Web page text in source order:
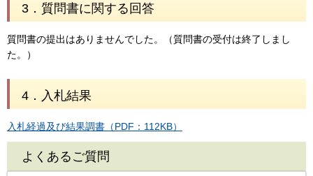
3．質問書に関する回答
質問書の提出はありませんでした。（質問書の受付は終了しまし
た。）
4．入札結果
入札経過及び結果調書（PDF：112KB）
よくあるご質問